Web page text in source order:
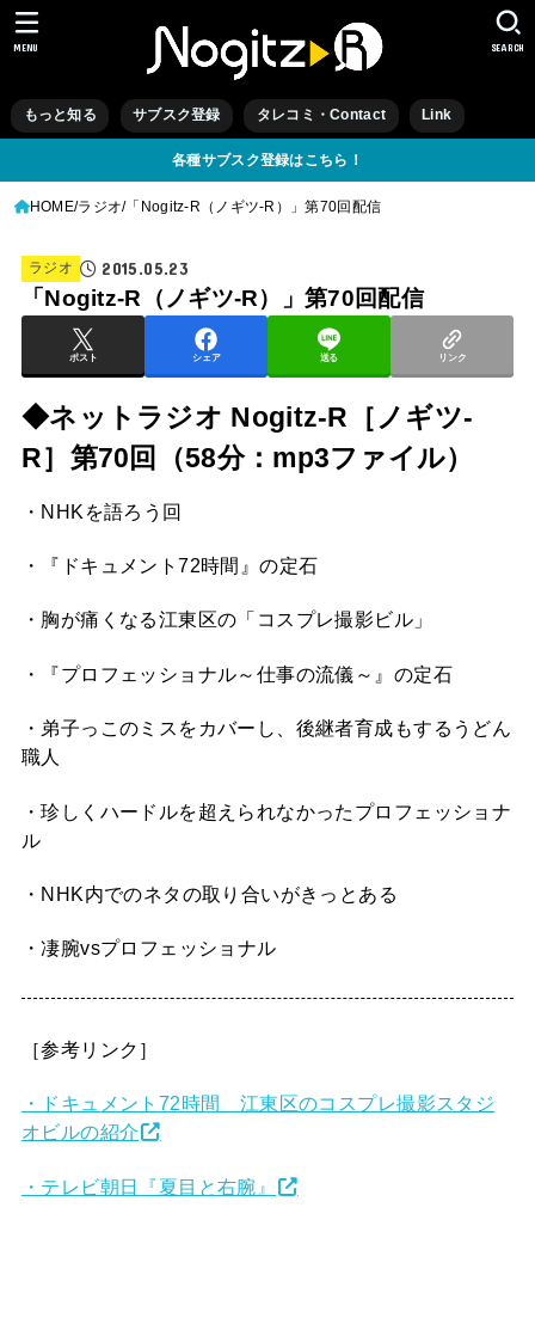
もっと知る サブスク登録 タレコミ・Contact Link
SEARCH
MENU
各種サブスク登録はこちら！
HOME ラジオ 「Nogitz-R（ノギツ-R）」第70回配信
ラジオ 2015.05.23
「Nogitz-R（ノギツ-R）」第70回配信
ポスト シェア 送る リンク
◆ネットラジオ Nogitz-R［ノギツ-
R］第70回（58分：mp3ファイル）
・NHKを語ろう回
・『ドキュメント72時間』の定石
・胸が痛くなる江東区の「コスプレ撮影ビル」
・『プロフェッショナル～仕事の流儀～』の定石
・弟子っこのミスをカバーし、後継者育成もするうどん
職人
・珍しくハードルを超えられなかったプロフェッショナ
ル
・NHK内でのネタの取り合いがきっとある
・凄腕vsプロフェッショナル
［参考リンク］
・ドキュメント72時間 江東区のコスプレ撮影スタジ
オビルの紹介
・テレビ朝日『夏目と右腕』